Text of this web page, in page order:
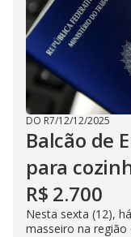
DO R7/12/12/2025
Balcão de
para
R$ 2.700
Nesta sexta (12),
masseiro na região